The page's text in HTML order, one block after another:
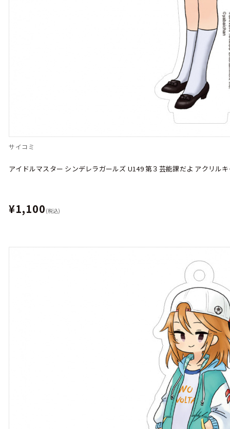
サイコミ
アイドルマスター シンデレラガールズ U149 第３芸能課だよ アクリル
¥1,100 (税込)